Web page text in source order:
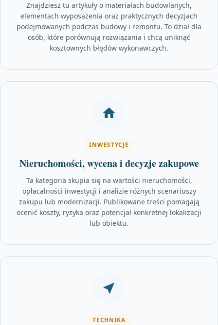
Znajdziesz tu artykuły o materiałach budowlanych,
elementach wyposażenia oraz praktycznych decyzjach
podejmowanych podczas budowy i remontu. To dział dla
osób, które porównują rozwiązania i chcą uniknąć
kosztownych błędów wykonawczych.
INWESTYCJE
Nieruchomości, wycena i decyzje zakupowe
Ta kategoria skupia się na wartości nieruchomości,
opłacalności inwestycji i analizie różnych scenariuszy
zakupu lub modernizacji. Publikowane treści pomagają
ocenić koszty, ryzyka oraz potencjał konkretnej lokalizacji
lub obiektu.
TECHNIKA